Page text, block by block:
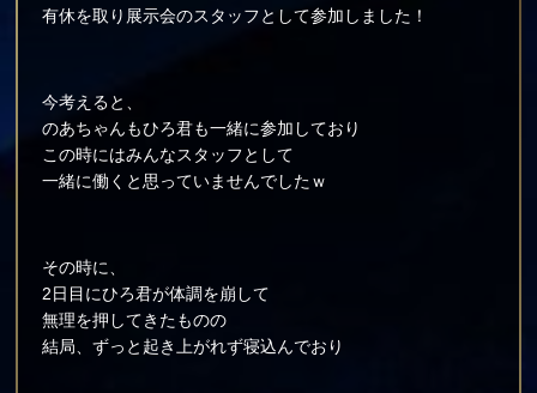
有休を取り展示会のスタッフとして参加しました！
今考えると、
のあちゃんもひろ君も一緒に参加しており
この時にはみんなスタッフとして
一緒に働くと思っていませんでしたｗ
その時に、
2日目にひろ君が体調を崩して
無理を押してきたものの
結局、ずっと起き上がれず寝込んでおり